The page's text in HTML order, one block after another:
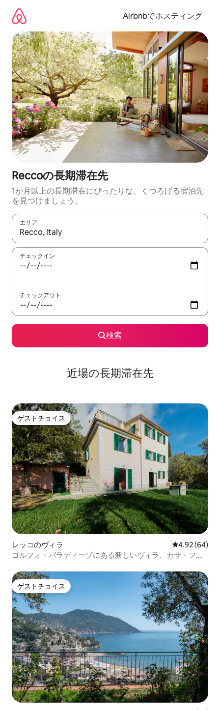
Airbnbでホスティング
Reccoの長期滞在先
1か月以上の長期滞在にぴったりな、くつろげる宿泊先
を見つけましょう。
エリア
検索結果が表示されたら、上下の矢印キーを使って移動するか
チェックイン
チェックアウト
検索
近場の長期滞在先
ゲストチョイス
ゲストチョイス
レッコのヴィラ レビュー64
4.92 (64)
ゴルフォ・パラディーゾにある新しいヴィラ、カサ・ファ
ゲストチョイス
ゲストチョイス